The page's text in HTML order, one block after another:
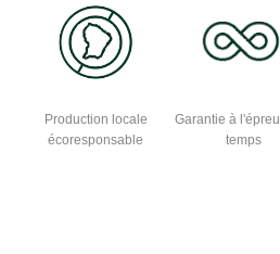
Production locale
écoresponsable
Garantie à
temps